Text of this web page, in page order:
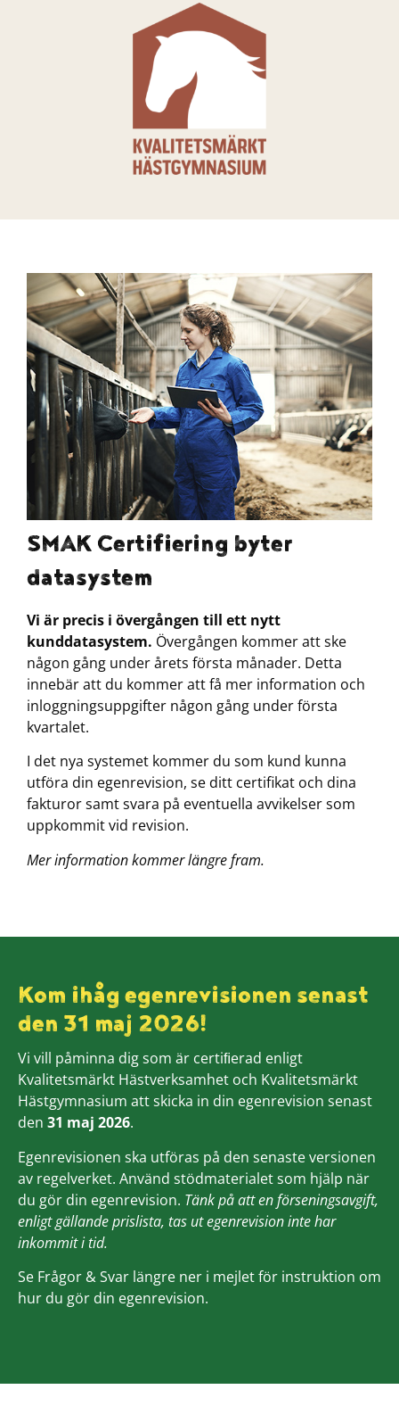
SMAK Certifiering byter
datasystem
Vi är precis i övergången till ett nytt
kunddatasystem. Övergången kommer att ske
någon gång under årets första månader. Detta
innebär att du kommer att få mer information och
inloggningsuppgifter någon gång under första
kvartalet.
I det nya systemet kommer du som kund kunna
utföra din egenrevision, se ditt certifikat och dina
fakturor samt svara på eventuella avvikelser som
uppkommit vid revision.
Mer information kommer längre fram.
Kom ihåg egenrevisionen senast
den 31 maj 2026!
Vi vill påminna dig som är certiﬁerad enligt
Kvalitetsmärkt Hästverksamhet och Kvalitetsmärkt
Hästgymnasium att skicka in din egenrevision senast
den 31 maj 2026.
Egenrevisionen ska utföras på den senaste versionen
av regelverket. Använd stödmaterialet som hjälp när
du gör din egenrevision. Tänk på att en förseningsavgift,
enligt gällande prislista, tas ut egenrevision inte har
inkommit i tid.
Se Frågor & Svar längre ner i mejlet för instruktion om
hur du gör din egenrevision.